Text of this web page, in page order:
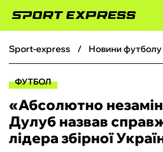
ФУТБОЛ
БОКС
sport-express новини футболу
ФУТБОЛ
«‎Абсолютно
Дулуб назвав
лідера збірної